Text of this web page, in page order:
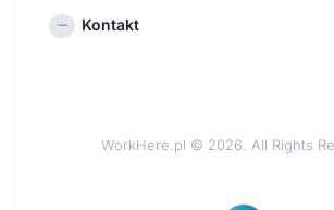
Kontakt
WorkHere.pl © 2026. All Rights